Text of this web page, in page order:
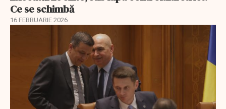
Ce se schimbă
16 FEBRUARIE 2026